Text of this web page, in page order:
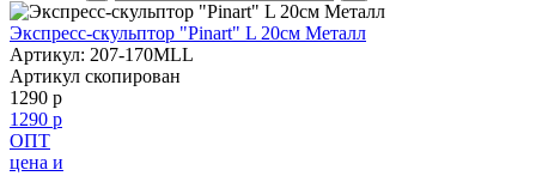
Экспресс-скульптор "Pinart" L 20см Металл
Артикул: 207-170MLL
Артикул скопирован
1290 р
1290 р
ОПТ
цена и